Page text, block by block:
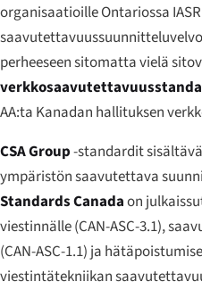
organisaatioille Ontariossa
perheeseen sitomatta vielä
AA:ta Kanadan hallituksen
CSA Group-standardit
ympäristön saavutettava
Standards Canadaon
viestinnälle (CAN-ASC-3.1),
(CAN-ASC-1.1) ja
viestintätekniikan